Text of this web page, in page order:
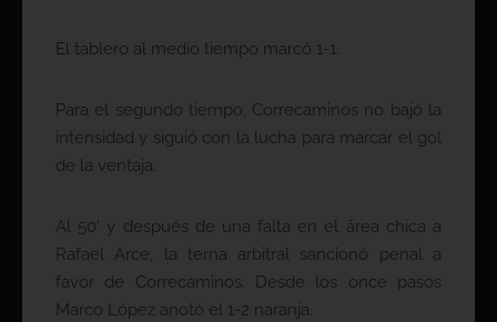
El tablero al medio tiempo marcó 1-1.
Para el segundo tiempo, Correcaminos no bajó la
intensidad y siguió con la lucha para marcar el gol
de la ventaja.
Al 50’ y después de una falta en el área chica a
Rafael Arce, la terna arbitral sancionó penal a
favor de Correcaminos. Desde los once pasos
Marco López anotó el 1-2 naranja.